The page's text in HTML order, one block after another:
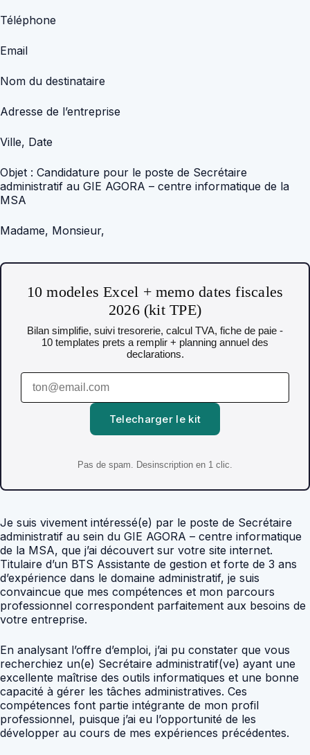
Téléphone
Email
Nom du destinataire
Adresse de l’entreprise
Ville, Date
Objet : Candidature pour le poste de Secrétaire
administratif au GIE AGORA – centre informatique de la
MSA
Madame, Monsieur,
10 modeles Excel + memo dates fiscales
2026 (kit TPE)
Bilan simplifie, suivi tresorerie, calcul TVA, fiche de paie -
10 templates prets a remplir + planning annuel des
declarations.
Telecharger le kit
Pas de spam. Desinscription en 1 clic.
Je suis vivement intéressé(e) par le poste de Secrétaire
administratif au sein du GIE AGORA – centre informatique
de la MSA, que j’ai découvert sur votre site internet.
Titulaire d’un BTS Assistante de gestion et forte de 3 ans
d’expérience dans le domaine administratif, je suis
convaincue que mes compétences et mon parcours
professionnel correspondent parfaitement aux besoins de
votre entreprise.
En analysant l’offre d’emploi, j’ai pu constater que vous
recherchiez un(e) Secrétaire administratif(ve) ayant une
excellente maîtrise des outils informatiques et une bonne
capacité à gérer les tâches administratives. Ces
compétences font partie intégrante de mon profil
professionnel, puisque j’ai eu l’opportunité de les
développer au cours de mes expériences précédentes.